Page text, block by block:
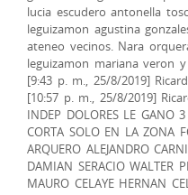
lucia escudero antonella
leguizamon agustina
ateneo vecinos. Nara
leguizamon mariana veron
[9:43 p. m., 25/8/2019]
[10:57 p. m., 25/8/2019]
INDEP DOLORES LE GANO
CORTA SOLO EN LA ZONA
ARQUERO ALEJANDRO
DAMIAN SERACIO WALTER
MAURO CELAYE HERNAN